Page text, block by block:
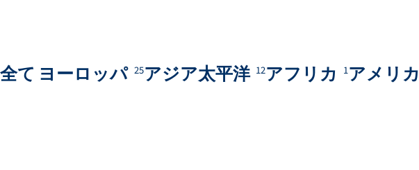
全て ヨーロッパ 25アジア太平洋 12アフリカ 1アメリカ